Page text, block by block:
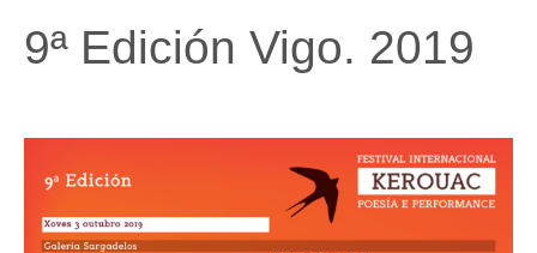
9ª Edición Vigo. 2019